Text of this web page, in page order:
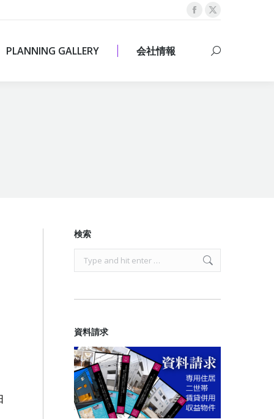
Facebook
opens
X
opens
PLANNING GALLERY 会社情報 Search:
検索
Search:
資料請求
PLANNING GALLERY 会社情報 Search: